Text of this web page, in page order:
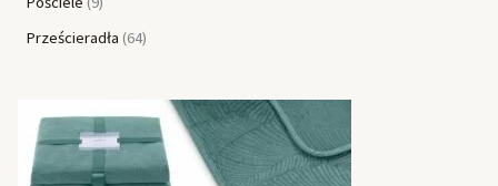
Prześcieradła 64